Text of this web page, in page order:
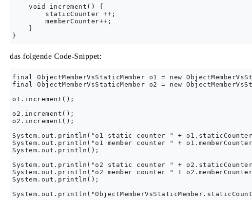
    void increment() {
        staticCounter ++;
        memberCounter++;
    }
das folgende Code-Snippet:
final ObjectMemberVsStaticMember o1 = new
final ObjectMemberVsStaticMember o2 = new
o1.increment();
o2.increment();
o2.increment();
System.out.println("o1 static counter " +
System.out.println("o1 member counter " +
System.out.println();
System.out.println("o2 static counter " +
System.out.println("o2 member counter " +
System.out.println();